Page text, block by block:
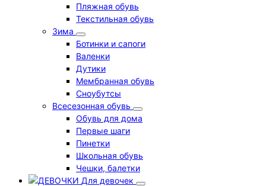
Пляжная обувь
Текстильная обувь
Зима
Ботинки и сапоги
Валенки
Дутики
Мембранная обувь
Сноубутсы
Всесезонная обувь
Обувь для дома
Первые шаги
Пинетки
Школьная обувь
Чешки, балетки
Для девочек